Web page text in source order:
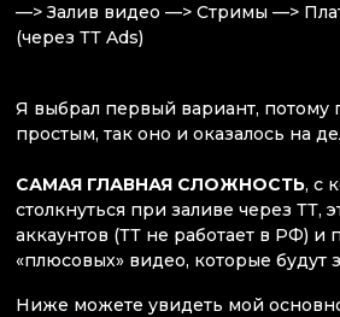
—> Залив видео —> Стримы —>
(через ТТ Ads)
Я выбрал первый вариант, потому
простым, так оно и оказалось на
САМАЯ ГЛАВНАЯ СЛОЖНОСТЬ, с
столкнуться при заливе через ТТ,
аккаунтов (ТТ не работает в РФ)
«плюсовых» видео, которые будут
Ниже можете увидеть мой